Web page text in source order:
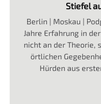
Stiefel
Berlin | Moskau |
Jahre Erfahrung in
nicht an der Theorie,
örtlichen
Hürden aus